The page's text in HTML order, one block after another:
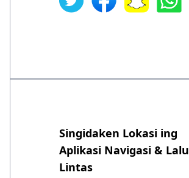
Singidaken Lokasi ing
Aplikasi Navigasi & Lalu
Lintas